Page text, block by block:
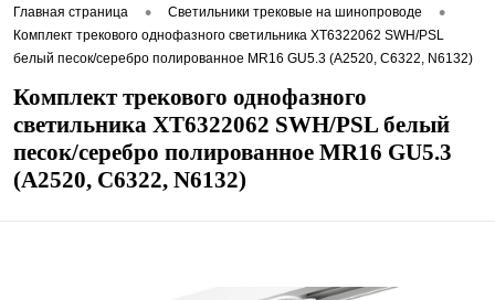
Главная страница • Светильники трековые на шинопроводе •
Комплект трекового однофазного светильника XT6322062 SWH/PSL
белый песок/серебро полированное MR16 GU5.3 (A2520, C6322, N6132)
Комплект трекового однофазного
светильника XT6322062 SWH/PSL белый
песок/серебро полированное MR16 GU5.3
(A2520, C6322, N6132)